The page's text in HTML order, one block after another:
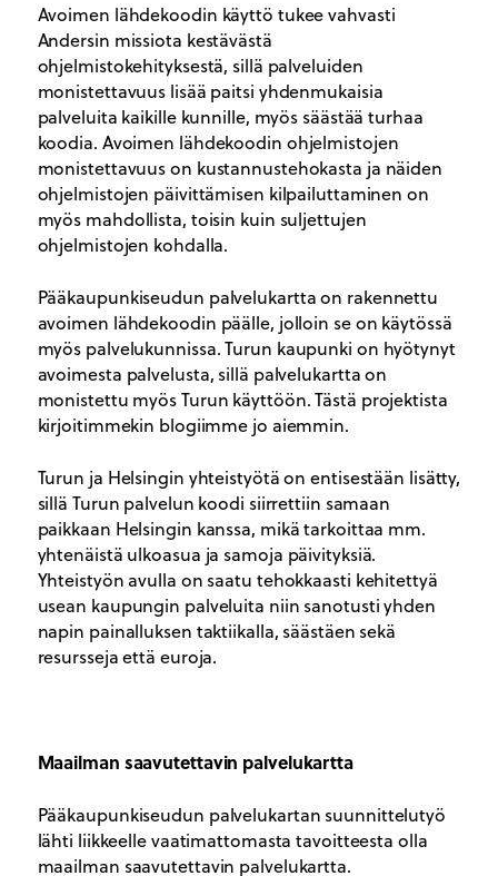
Avoimen lähdekoodin käyttö tukee vahvasti
Andersin missiota kestävästä
ohjelmistokehityksestä, sillä palveluiden
monistettavuus lisää paitsi yhdenmukaisia
palveluita kaikille kunnille, myös säästää turhaa
koodia. Avoimen lähdekoodin ohjelmistojen
monistettavuus on kustannustehokasta ja näiden
ohjelmistojen päivittämisen kilpailuttaminen on
myös mahdollista, toisin kuin suljettujen
ohjelmistojen kohdalla.
Pääkaupunkiseudun palvelukartta on rakennettu
avoimen lähdekoodin päälle, jolloin se on käytössä
myös palvelukunnissa. Turun kaupunki on hyötynyt
avoimesta palvelusta, sillä palvelukartta on
monistettu myös Turun käyttöön. Tästä projektista
kirjoitimmekin blogiimme jo aiemmin.
Turun ja Helsingin yhteistyötä on entisestään lisätty,
sillä Turun palvelun koodi siirrettiin samaan
paikkaan Helsingin kanssa, mikä tarkoittaa mm.
yhtenäistä ulkoasua ja samoja päivityksiä.
Yhteistyön avulla on saatu tehokkaasti kehitettyä
usean kaupungin palveluita niin sanotusti yhden
napin painalluksen taktiikalla, säästäen sekä
resursseja että euroja.
Maailman saavutettavin palvelukartta
Pääkaupunkiseudun palvelukartan suunnittelutyö
lähti liikkeelle vaatimattomasta tavoitteesta olla
maailman saavutettavin palvelukartta.